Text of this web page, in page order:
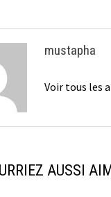
mustapha
Voir tous les
AUSSI